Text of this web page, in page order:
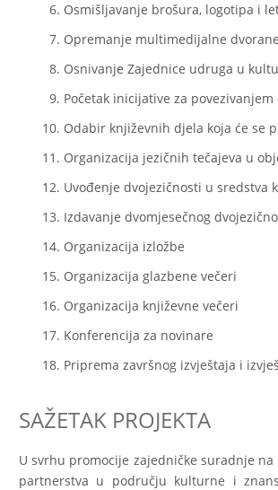
Osmišljavanje brošura, logotipa i
Opremanje multimedijalne
Osnivanje Zajednice udruga u
Početak inicijative za
Odabir književnih djela koja će se
Organizacija jezičnih tečajeva u
Uvođenje dvojezičnosti u sredstva
Izdavanje dvomjesečnog
Organizacija izložbe
Organizacija glazbene večeri
Organizacija književne večeri
Konferencija za novinare
Priprema završnog izvještaja i
SAŽETAK PROJEKTA
U svrhu promocije zajedničke suradnje
partnerstva u području kulturne i